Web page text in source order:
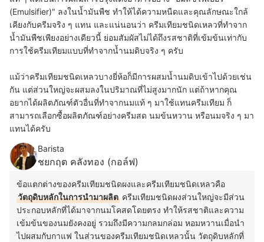
(Emulsifier)" ลงในน้ำมันพืช ทำให้ได้ความหนืดและคุณลักษณะใกล้
เคียงกับครีมจริง ๆ แทน และแน่นอนว่า ครีมเทียมชนิดเหลวที่ทำจาก
น้ำมันพืชเพียงอย่างเดียวนี้ ย่อมสัมผัสไม่ได้ถึงรสชาติที่เข้มข้นเท่ากับ
การใช้ครีมเทียมแบบที่ทำจากน้ำนมดิบจริง ๆ ครับ
แม้ว่าครีมเทียมชนิดเหลวบางยี่ห้อก็มีการผสมน้ำนมดิบเข้าไปด้วยเช่น
กัน แต่ส่วนใหญ่จะผสมลงในปริมาณที่ไม่สูงมากนัก แต่ถ้าหากคุณ
อยากได้ผลิตภัณฑ์ตัวอื่นที่ทำจากนมแท้ ๆ มาใช้แทนครีมเทียม ก็
สามารถเลือกซื้อผลิตภัณฑ์อย่างครีมสด นมข้นหวาน หรือนมจริง ๆ มา
แทนได้ครับ
Barista
ชยกฤต คลังทอง (กอล์ฟ)
ข้อแตกต่างของครีมเทียมชนิดผงและครีมเทียมชนิดเหลวคือ
วัตถุดิบหลักในการนำมาผลิต ครีมเทียมชนิดผงส่วนใหญ่จะมีส่วน
ประกอบหลักที่ได้มาจากนมโคสดโดยตรง ทำให้รสชาติและความ
เข้มข้นของนมยังคงอยู่ รวมถึงมีความกลมกล่อม หอมหวานเมื่อนำ
ไปผสมกับกาแฟ ในส่วนของครีมเทียมชนิดเหลวนั้น วัตถุดิบหลักที่